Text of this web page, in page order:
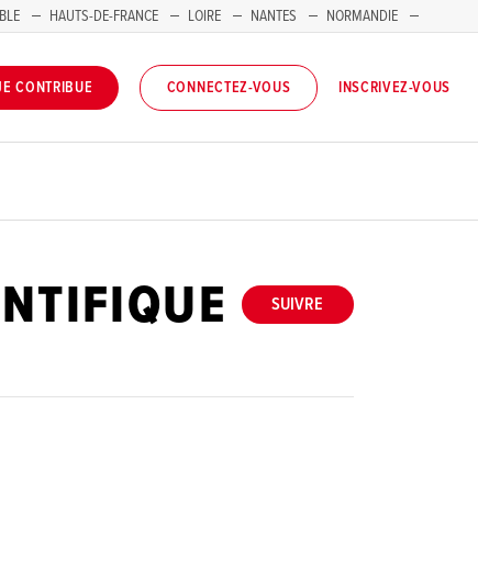
HAUTS-DE-FRANCE LOIRE NANTES
NORMANDIE
CONTRIBUE CONNECTEZ-VOUS INSCRIVEZ-VOUS
SUIVRE